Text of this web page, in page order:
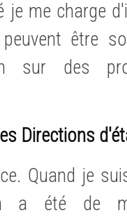
me charge
être
sur des
Directions
Quand je
a été de